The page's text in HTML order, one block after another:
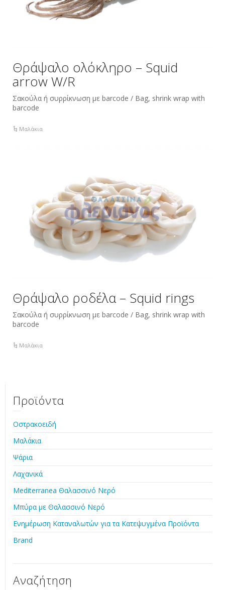
Θράψαλο ολόκληρο – Squid
arrow W/R
Σακούλα ή συρρίκνωση με barcode / Bag, shrink wrap with
barcode
Μαλάκια
Θράψαλο ροδέλα – Squid rings
Σακούλα ή συρρίκνωση με barcode / Bag, shrink wrap with
barcode
Μαλάκια
Προϊόντα
Οστρακοειδή
Μαλάκια
Ψάρια
Λαχανικά
Mediterranea Θαλασσινό Νερό
Μπύρα με Θαλασσινό Νερό
Ενημέρωση Καταναλωτών για τα Κατεψυγμένα Προϊόντα
Brand
Αναζήτηση